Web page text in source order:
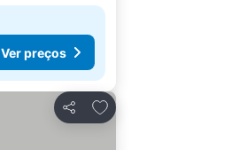
Ver preços
Partilhar
Adicionar aos favoritos